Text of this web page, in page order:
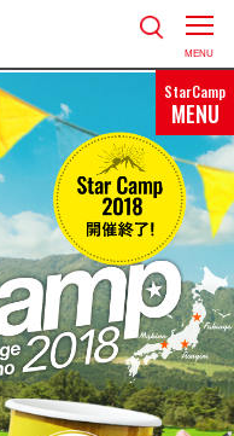
MENU
StarCamp
MENU